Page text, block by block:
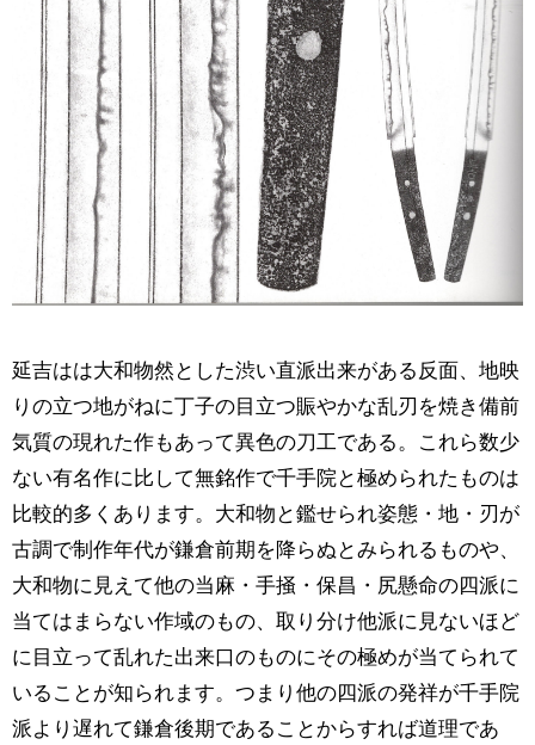
延吉はは大和物然とした渋い直派出来がある反面、地映
りの立つ地がねに丁子の目立つ賑やかな乱刃を焼き備前
気質の現れた作もあって異色の刀工である。これら数少
ない有名作に比して無銘作で千手院と極められたものは
比較的多くあります。大和物と鑑せられ姿態・地・刃が
古調で制作年代が鎌倉前期を降らぬとみられるものや、
大和物に見えて他の当麻・手掻・保昌・尻懸命の四派に
当てはまらない作域のもの、取り分け他派に見ないほど
に目立って乱れた出来口のものにその極めが当てられて
いることが知られます。つまり他の四派の発祥が千手院
派より遅れて鎌倉後期であることからすれば道理であ